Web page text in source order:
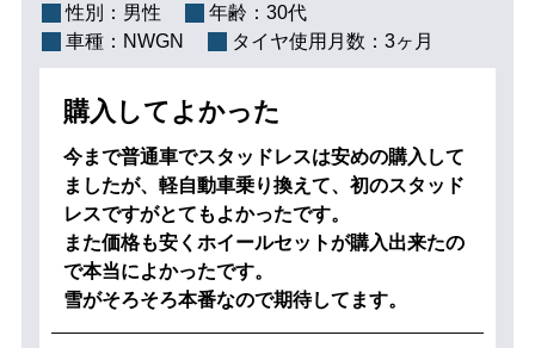
性別： 男性 年齢： 30代
車種： NWGN タイヤ使用月数： 3ヶ月
購入してよかった
今まで普通車でスタッドレスは安めの購入して
ましたが、軽自動車乗り換えて、初のスタッド
レスですがとてもよかったです。
また価格も安くホイールセットが購入出来たの
で本当によかったです。
雪がそろそろ本番なので期待してます。